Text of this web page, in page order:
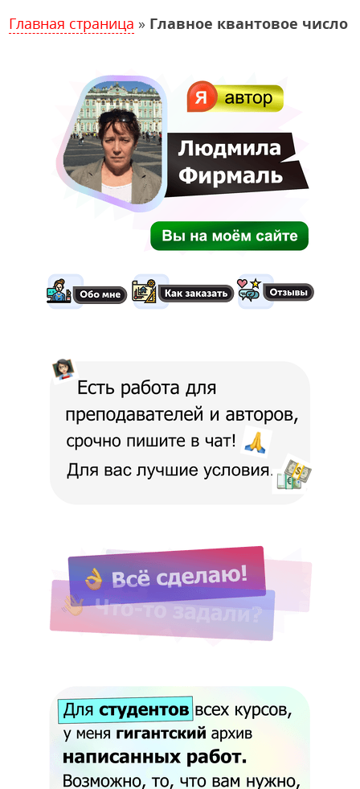
Главная страница » Главное квантовое число